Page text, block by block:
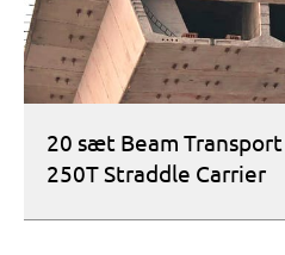
20 sæt Beam
250T Straddle Carrier